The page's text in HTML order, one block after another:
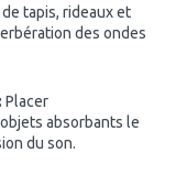
tapis, rideaux et
des ondes
Placer
absorbants le
du son.